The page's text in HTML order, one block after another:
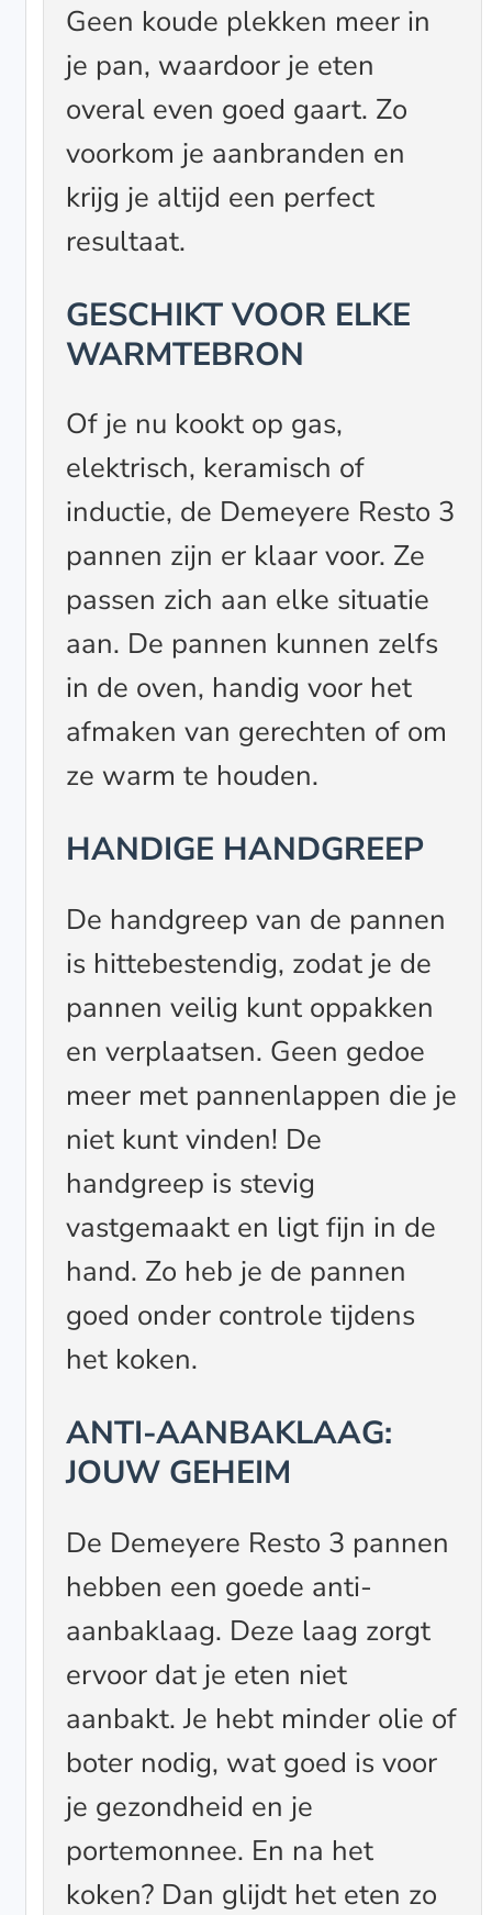
Geen koude plekken meer in
je pan, waardoor je eten
overal even goed gaart. Zo
voorkom je aanbranden en
krijg je altijd een perfect
resultaat.
GESCHIKT VOOR ELKE
WARMTEBRON
Of je nu kookt op gas,
elektrisch, keramisch of
inductie, de Demeyere Resto 3
pannen zijn er klaar voor. Ze
passen zich aan elke situatie
aan. De pannen kunnen zelfs
in de oven, handig voor het
afmaken van gerechten of om
ze warm te houden.
HANDIGE HANDGREEP
De handgreep van de pannen
is hittebestendig, zodat je de
pannen veilig kunt oppakken
en verplaatsen. Geen gedoe
meer met pannenlappen die je
niet kunt vinden! De
handgreep is stevig
vastgemaakt en ligt fijn in de
hand. Zo heb je de pannen
goed onder controle tijdens
het koken.
ANTI-AANBAKLAAG:
JOUW GEHEIM
De Demeyere Resto 3 pannen
hebben een goede anti-
aanbaklaag. Deze laag zorgt
ervoor dat je eten niet
aanbakt. Je hebt minder olie of
boter nodig, wat goed is voor
je gezondheid en je
portemonnee. En na het
koken? Dan glijdt het eten zo